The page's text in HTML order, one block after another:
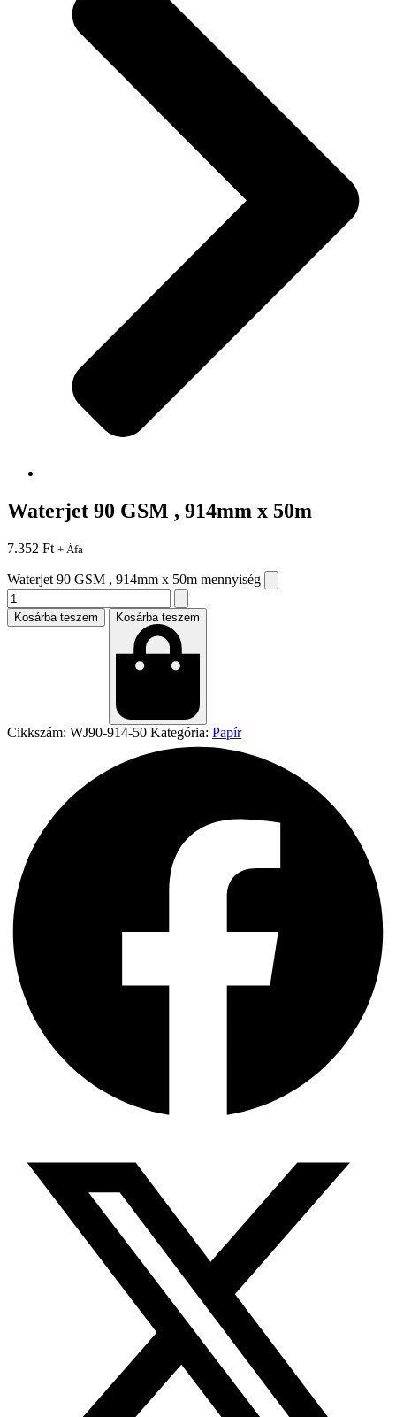
Waterjet 90 GSM , 914mm x 50m
7.352 Ft + Áfa
Waterjet 90 GSM , 914mm x 50m mennyiség
Kosárba teszem Kosárba teszem
Cikkszám: WJ90-914-50 Kategória: Papír